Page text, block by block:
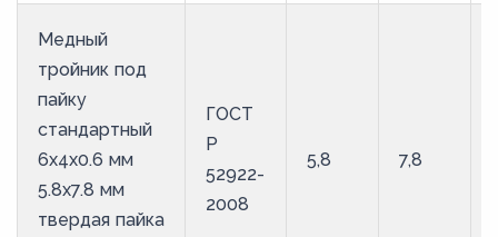
Медный
тройник под
пайку
стандартный
6х4х0.6 мм
5.8х7.8 мм
твердая пайка
ГОСТ
Р
52922-
2008
5,8 7,8